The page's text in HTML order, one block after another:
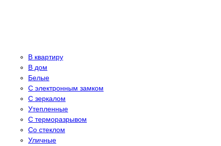
В квартиру
В дом
Белые
С электронным замком
С зеркалом
Утепленные
С терморазрывом
Со стеклом
Уличные